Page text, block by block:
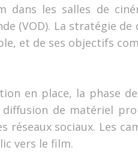
les salles de
(VOD). La stratégie
et de ses objectifs
en place, la phase
de matériel
réseaux sociaux. Les
vers le film.